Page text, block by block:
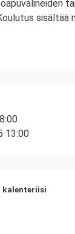
sisältää
13:00
kalenteriisi